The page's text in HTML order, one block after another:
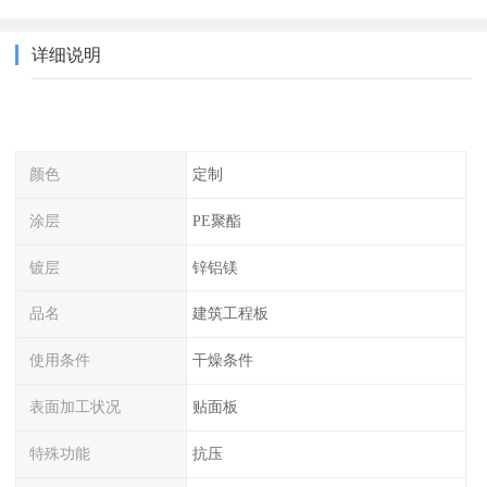
详细说明
颜色 定制
涂层 PE聚酯
镀层 锌铝镁
品名 建筑工程板
使用条件 干燥条件
表面加工状况 贴面板
特殊功能 抗压